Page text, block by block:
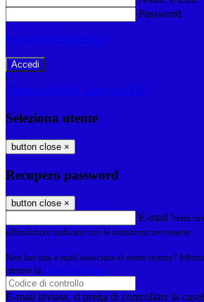
Password
Password dimenticata?
-
Entra con SPID
Entra con CIE
Seleziona utente
button close ×
Recupero password
button close ×
E-mail Verrà
all'indirizzo indicato con le istruzioni necessarie.
Non hai una e-mail associata al nome utente?
tramite la Login Spaggiari
E-mail inviata, si prega di controllare la